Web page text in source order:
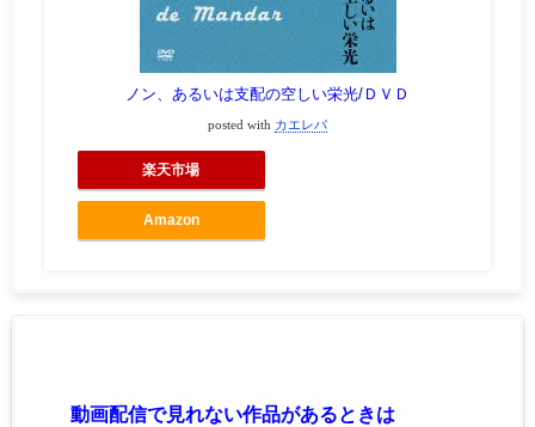
ノン、あるいは支配の空しい栄光/ＤＶＤ
posted with カエレバ
楽天市場
Amazon
動画配信で見れない作品があるときは